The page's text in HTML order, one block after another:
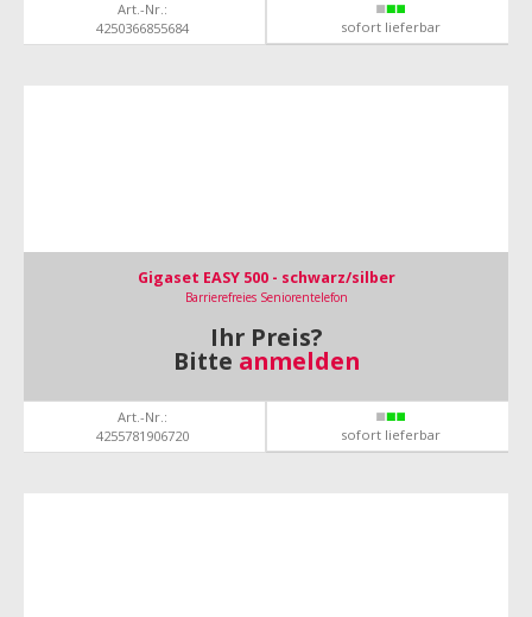
Art.-Nr.:
4250366855684
sofort lieferbar
Gigaset EASY 500 - schwarz/silber
Barrierefreies Seniorentelefon
Ihr Preis?
Bitte anmelden
Art.-Nr.:
4255781906720
sofort lieferbar